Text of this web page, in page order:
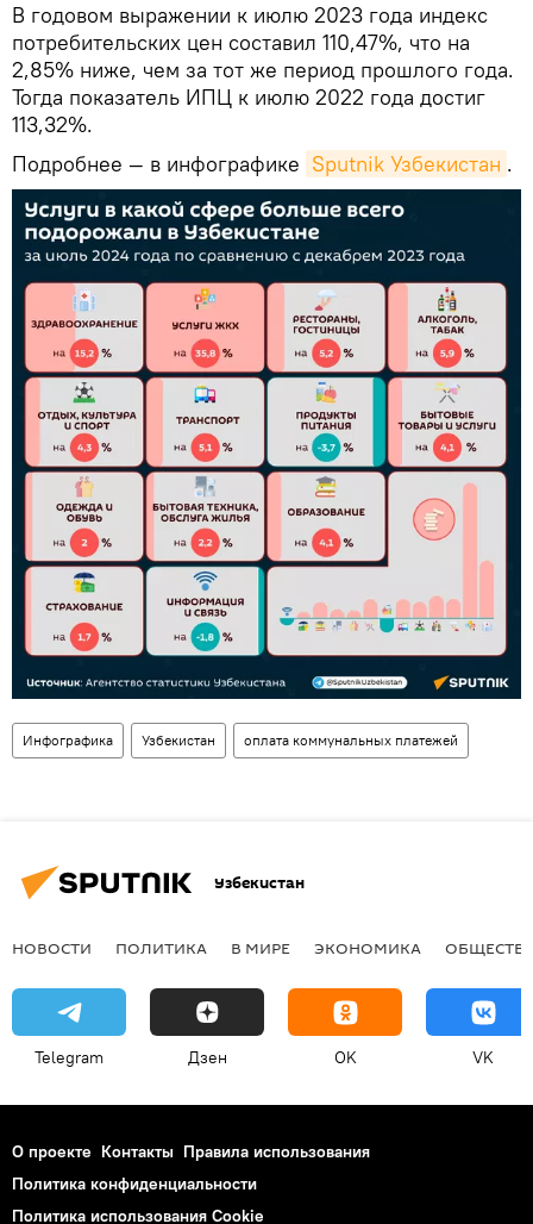
В годовом выражении к июлю 2023 года индекс
потребительских цен составил 110,47%, что на
2,85% ниже, чем за тот же период прошлого года.
Тогда показатель ИПЦ к июлю 2022 года достиг
113,32%.
Подробнее — в инфографике Sputnik Узбекистан .
Инфографика Узбекистан оплата коммунальных платежей
Узбекистан
НОВОСТИ ПОЛИТИКА В МИРЕ ЭКОНОМИКА
Telegram Дзен OK VK
О проекте Контакты Правила использования
Политика конфиденциальности
Политика использования Cookie